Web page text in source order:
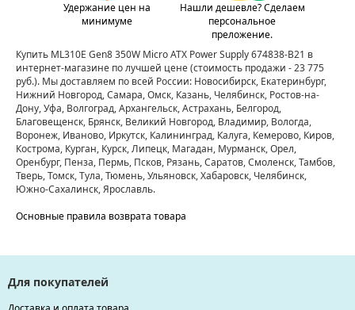
Удержание цен на
минимуме
Нашли дешевле? Сделаем
персональное
преложение.
Купить ML310E Gen8 350W Micro ATX Power Supply 674838-B21 в
интернет-магазине по лучшей цене(стоимость продажи - 23 775
руб.). Мы доставляем по всей России: Новосибирск, Екатеринбург,
Нижний Новгород, Самара, Омск, Казань, Челябинск, Ростов-на-
Дону, Уфа, Волгоград, Архангельск, Астрахань, Белгород,
Благовещенск, Брянск, Великий Новгород, Владимир, Вологда,
Воронеж, Иваново, Иркутск, Калининград, Калуга, Кемерово, Киров,
Кострома, Курган, Курск, Липецк, Магадан, Мурманск, Орел,
Оренбург, Пенза, Пермь, Псков, Рязань, Саратов, Смоленск, Тамбов,
Тверь, Томск, Тула, Тюмень, Ульяновск, Хабаровск, Челябинск,
Южно-Сахалинск, Ярославль.
Основные правила возврата товара
Для покупателей